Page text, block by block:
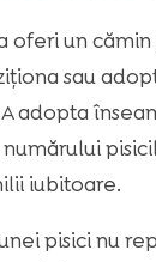
oferi un
sau
adopta
iubitoare.
pisici nu